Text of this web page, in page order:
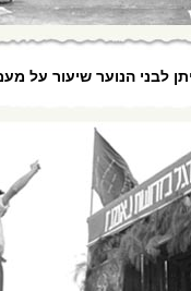
לבני הנוער שיעור על